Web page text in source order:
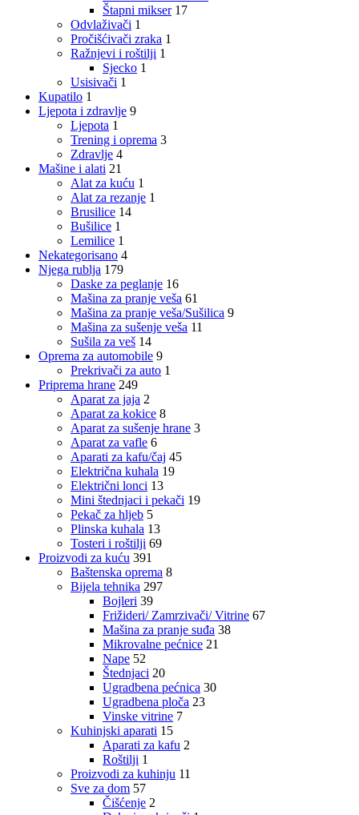
Štapni mikser 17
Odvlaživači 1
Pročišćivači zraka 1
Ražnjevi i roštilji 1
Sjecko 1
Usisivači 1
Kupatilo 1
Ljepota i zdravlje 9
Ljepota 1
Trening i oprema 3
Zdravlje 4
Mašine i alati 21
Alat za kuću 1
Alat za rezanje 1
Brusilice 14
Bušilice 1
Lemilice 1
Nekategorisano 4
Njega rublja 179
Daske za peglanje 16
Mašina za pranje veša 61
Mašina za pranje veša/Sušilica 9
Mašina za sušenje veša 11
Sušila za veš 14
Oprema za automobile 9
Prekrivači za auto 1
Priprema hrane 249
Aparat za jaja 2
Aparat za kokice 8
Aparat za sušenje hrane 3
Aparat za vafle 6
Aparati za kafu/čaj 45
Električna kuhala 19
Električni lonci 13
Mini štednjaci i pekači 19
Pekač za hljeb 5
Plinska kuhala 13
Tosteri i roštilji 69
Proizvodi za kuću 391
Baštenska oprema 8
Bijela tehnika 297
Bojleri 39
Frižideri/ Zamrzivači/ Vitrine 67
Mašina za pranje suđa 38
Mikrovalne pećnice 21
Nape 52
Štednjaci 20
Ugradbena pećnica 30
Ugradbena ploča 23
Vinske vitrine 7
Kuhinjski aparati 15
Aparati za kafu 2
Roštilji 1
Proizvodi za kuhinju 11
Sve za dom 57
Čišćenje 2